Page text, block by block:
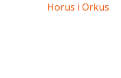
Horus i Orkus